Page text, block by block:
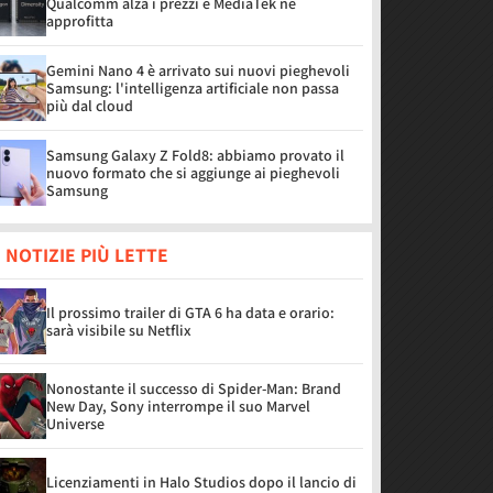
approfitta
Gemini Nano 4 è arrivato sui nuovi pieghevoli
Samsung: l'intelligenza artificiale non passa
più dal cloud
Samsung Galaxy Z Fold8: abbiamo provato il
nuovo formato che si aggiunge ai pieghevoli
Samsung
NOTIZIE PIÙ LETTE
Il prossimo trailer di GTA 6 ha data e orario:
sarà visibile su Netflix
Nonostante il successo di Spider-Man: Brand
New Day, Sony interrompe il suo Marvel
Universe
Licenziamenti in Halo Studios dopo il lancio di